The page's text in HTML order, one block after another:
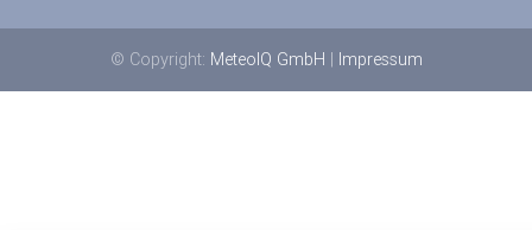
© Copyright: MeteoIQ GmbH | Impressum